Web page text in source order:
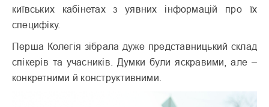
київських кабінетах з уявних інформацій про їх
специфіку.
Перша Колегія зібрала дуже представницький склад
спікерів та учасників. Думки були яскравими, але –
конкретними й конструктивними.